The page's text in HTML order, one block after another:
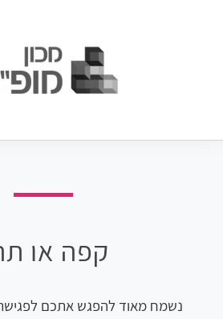
קפה או
נשמח מאוד להפגש אתכם לפגישת